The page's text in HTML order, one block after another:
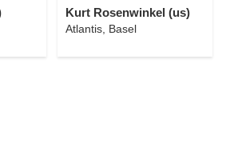
Kurt Rosenwinkel (us)
Atlantis, Basel